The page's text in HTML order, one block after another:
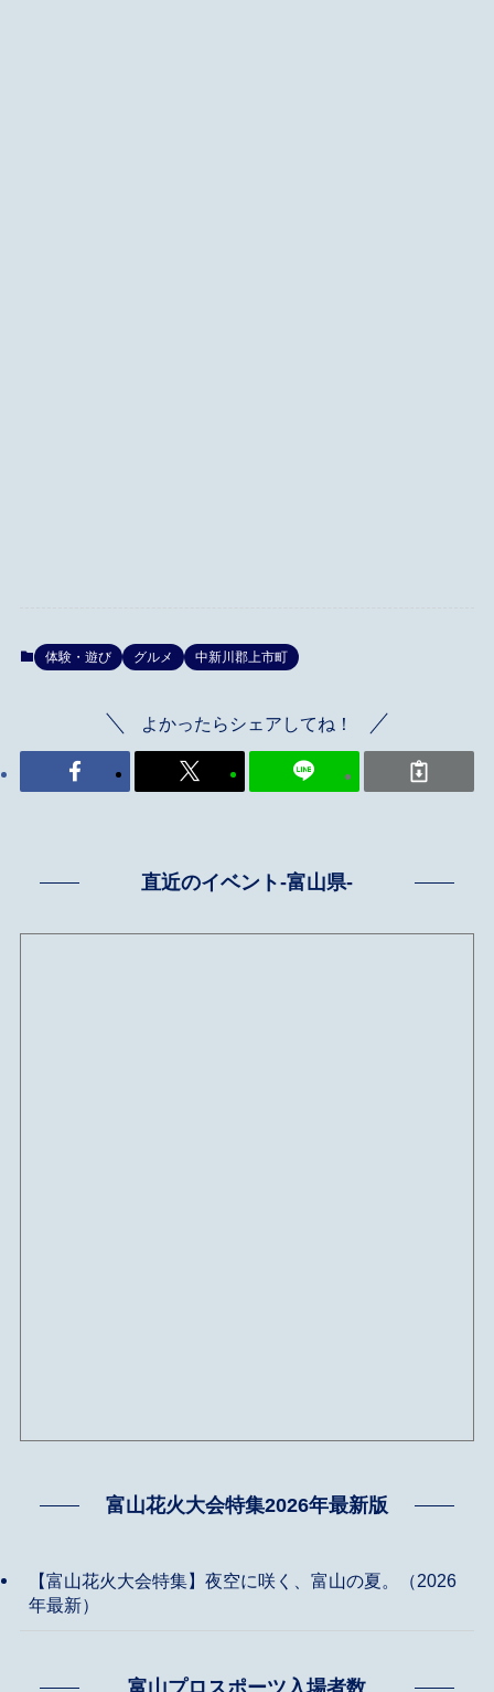
体験・遊び グルメ 中新川郡上市町
よかったらシェアしてね！
直近のイベント-富山県-
富山花火大会特集2026年最新版
【富山花火大会特集】夜空に咲く、富山の夏。（2026
年最新）
富山プロスポーツ入場者数